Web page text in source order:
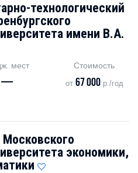
технологический
имени В.А.
мест
—
Стоимость
от 67 000р./год
экономики,